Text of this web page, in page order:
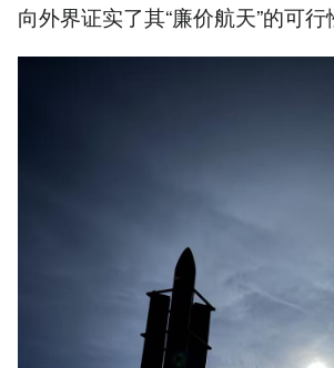
向外界证实了其“廉价航天”的可行